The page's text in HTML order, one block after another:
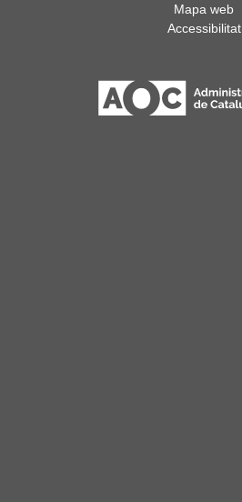
Mapa web
Accessibilitat